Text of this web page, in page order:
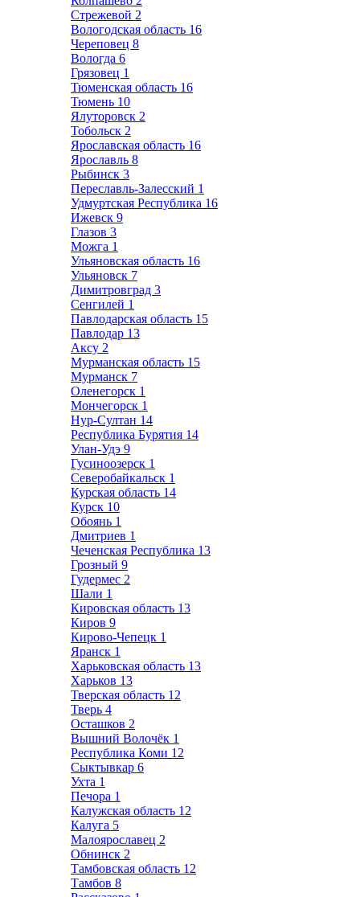
Стрежевой 2
Вологодская область 16
Череповец 8
Вологда 6
Грязовец 1
Тюменская область 16
Тюмень 10
Ялуторовск 2
Тобольск 2
Ярославская область 16
Ярославль 8
Рыбинск 3
Переславль-Залесский 1
Удмуртская Республика 16
Ижевск 9
Глазов 3
Можга 1
Ульяновская область 16
Ульяновск 7
Димитровград 3
Сенгилей 1
Павлодарская область 15
Павлодар 13
Аксу 2
Мурманская область 15
Мурманск 7
Оленегорск 1
Мончегорск 1
Нур-Султан 14
Республика Бурятия 14
Улан-Удэ 9
Гусиноозерск 1
Северобайкальск 1
Курская область 14
Курск 10
Обоянь 1
Дмитриев 1
Чеченская Республика 13
Грозный 9
Гудермес 2
Шали 1
Кировская область 13
Киров 9
Кирово-Чепецк 1
Яранск 1
Харьковская область 13
Харьков 13
Тверская область 12
Тверь 4
Осташков 2
Вышний Волочёк 1
Республика Коми 12
Сыктывкар 6
Ухта 1
Печора 1
Калужская область 12
Калуга 5
Малоярославец 2
Обнинск 2
Тамбовская область 12
Тамбов 8